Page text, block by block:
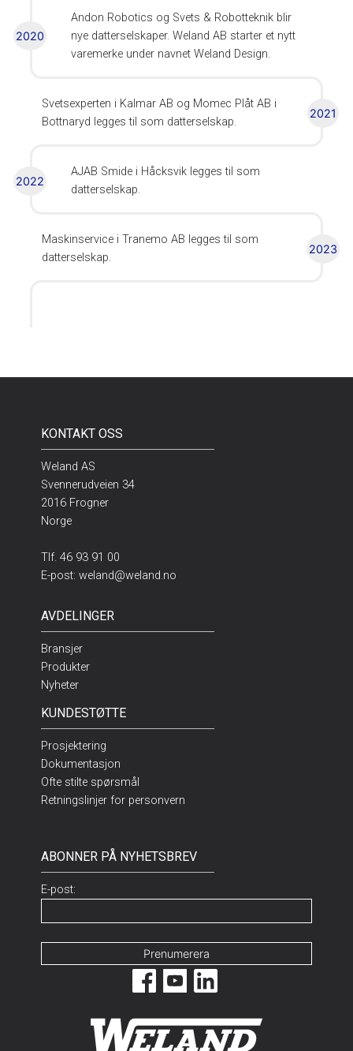
2020
Andon Robotics og Svets & Robotteknik blir
nye datterselskaper. Weland AB starter et nytt
varemerke under navnet Weland Design.
Svetsexperten i Kalmar AB og Momec Plåt AB i
Bottnaryd legges til som datterselskap.
2021
2022
AJAB Smide i Håcksvik legges til som
datterselskap.
Maskinservice i Tranemo AB legges til som
datterselskap.
2023
KONTAKT OSS
Weland AS
Svennerudveien 34
2016 Frogner
Norge
Tlf.46 93 91 00
E-post:weland@weland.no
AVDELINGER
Bransjer
Produkter
Nyheter
KUNDESTØTTE
Prosjektering
Dokumentasjon
Ofte stilte spørsmål
Retningslinjer for personvern
ABONNER PÅ NYHETSBREV
E-post: